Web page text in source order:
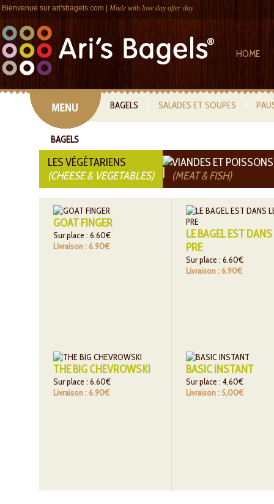
Bienvenue sur ari'sbagels.com| Made with love day after day
HOME
BAGELS SALADES ET SOUPES
BAGELS
LES VÉGÈTARIENS
(CHEESE & VEGETABLES)
VIANDES ET POISSONS
(MEAT & FISH)
GOAT FINGER
Sur place : 6.60€
Livraison : 6.90€
LE BAGEL EST DANS
PRE
Sur place : 6.60€
Livraison : 6.90€
THE BIG CHEVROWSKI
Sur place : 6.60€
Livraison : 6.90€
BASIC INSTANT
Sur place : 4,60€
Livraison : 5,00€